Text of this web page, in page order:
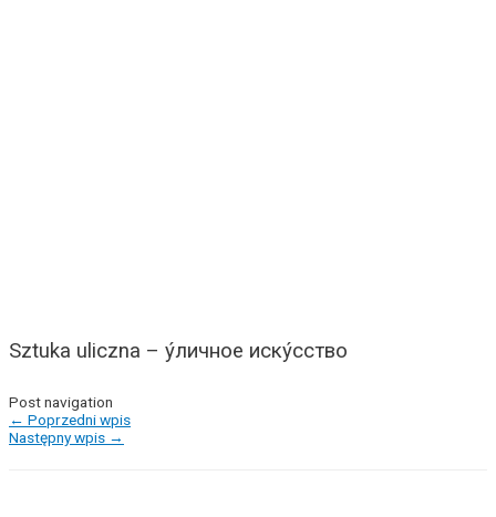
Sztuka uliczna – у́личное иску́сство
Post navigation
← Poprzedni wpis
Następny wpis →